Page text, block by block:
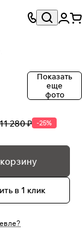
Показать
еще
фото
11 280 ₽ -25%
в 1 клик